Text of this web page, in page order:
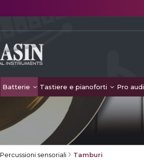
Batterie Tastiere e pianoforti Pro
Percussioni sensoriali Tamburi